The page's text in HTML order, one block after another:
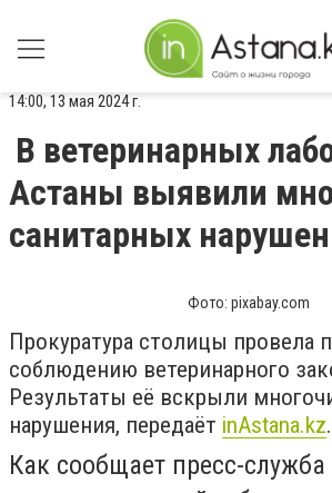
14:00, 13 мая 2024 г.
В ветеринарных
Астаны выявили
санитарных
Фото: pixabay.com
Прокуратура столицы провела
соблюдению ветеринарного
Результаты её вскрыли
нарушения, передаёт inАstana.kz.
Как сообщает пресс-